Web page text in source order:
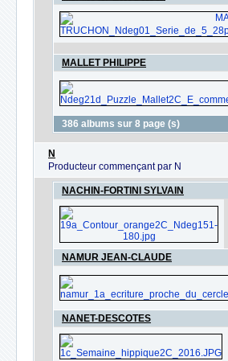
MALLET PHILIPPE
386 albums sur 8 page (s)
N
Producteur commençant par N
NACHIN-FORTINI SYLVAIN
NAMUR JEAN-CLAUDE
NANET-DESCOTES